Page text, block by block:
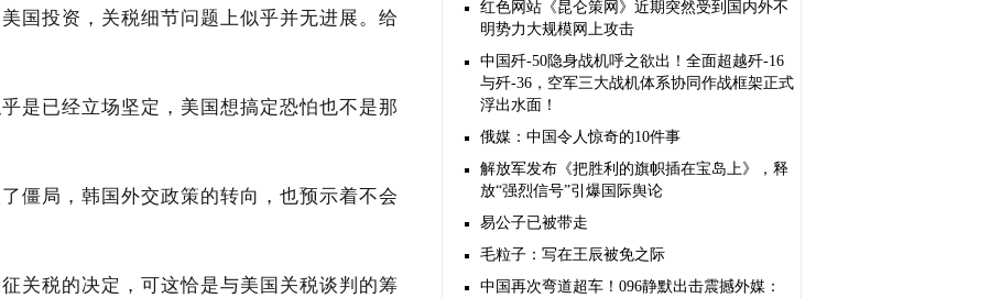
国投资 ， 关税细节问题上似乎并无进展。给
是已经立场坚定，美国想搞定恐怕也不是那
僵局，韩国外交政策的转向，也预示着不会
关税的决定，可这恰是与美国关税谈判的筹
红色网站《昆仑策网》近期突然受到国内外不
明势力大规模网上攻击
中国歼-50隐身战机呼之欲出！全面超越歼-16
与歼-36，空军三大战机体系协同作战框架正式
浮出水面！
俄媒：中国令人惊奇的10件事
解放军发布《把胜利的旗帜插在宝岛上》，释
放“强烈信号”引爆国际舆论
易公子已被带走
毛粒子：写在王辰被免之际
中国再次弯道超车！096静默出击震撼外媒：